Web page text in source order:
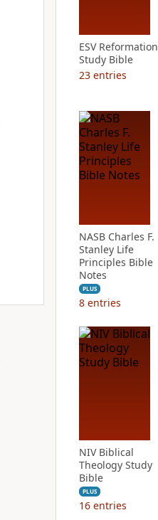
ESV Reformation
Study Bible
23 entries
NASB Charles F.
Stanley Life
Principles Bible
Notes
PLUS
8 entries
NIV Biblical
Theology Study
Bible
PLUS
16 entries